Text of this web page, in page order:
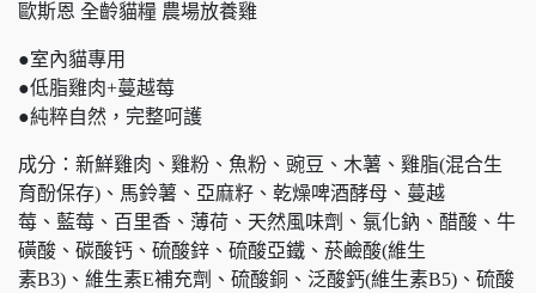
歐斯恩 全齡貓糧 農場放養雞
●室內貓專用
●低脂雞肉+蔓越莓
●純粹自然，完整呵護
成分：新鮮雞肉、雞粉、魚粉、豌豆、木薯、雞脂(混合生
育酚保存)、馬鈴薯、亞麻籽、乾燥啤酒酵母、蔓越
莓、藍莓、百里香、薄荷、天然風味劑、氯化鈉、醋酸、牛
磺酸、碳酸钙、硫酸鋅、硫酸亞鐵、菸鹼酸(維生
素B3)、維生素E補充劑、硫酸銅、泛酸鈣(維生素B5)、硫酸